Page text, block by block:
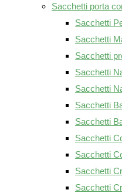
Sacchetti porta
Sacchetti
Sacchetti
Sacchetti
Sacchetti
Sacchetti
Sacchetti
Sacchetti
Sacchetti
Sacchetti
Sacchetti
Sacchetti